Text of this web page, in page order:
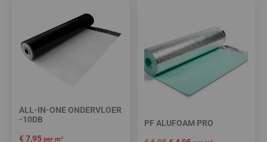
ALL-IN-ONE ONDERVLOER
-10DB
€7,95 per m²
PF ALUFOAM PRO